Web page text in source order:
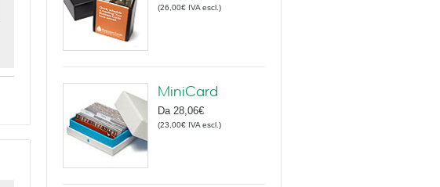
(26,00€ IVA escl. )
MiniCard
Da 28,06€
(23,00€ IVA escl. )